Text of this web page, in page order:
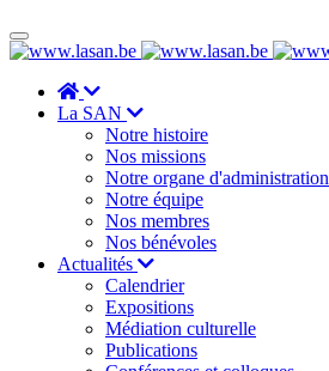
La SAN
Notre histoire
Nos missions
Notre organe d'administration
Notre équipe
Nos membres
Nos bénévoles
Actualités
Calendrier
Expositions
Médiation culturelle
Publications